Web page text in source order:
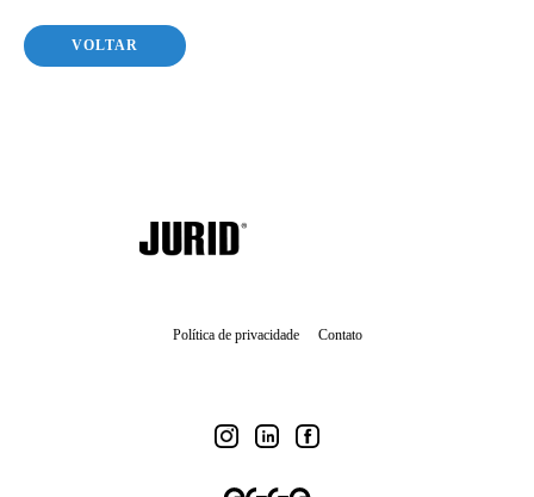
VOLTAR
Política de privacidade Contato